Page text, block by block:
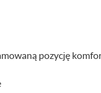
pozycję